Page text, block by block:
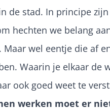
de stad. In principe
hechten we belang
wel eentje die af
Waarin je elkaar de
ook goed weet te
werken moet er